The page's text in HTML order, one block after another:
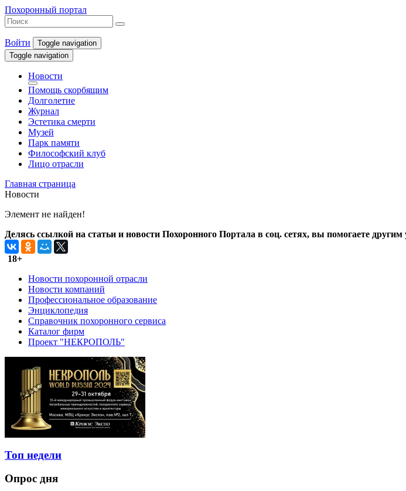
Похоронный портал
Войти
Toggle navigation
Toggle navigation
Новости
Помощь скорбящим
Долголетие
Журнал
Эстетика смерти
Музей
Парк памяти
Философский клуб
Лицо отрасли
Главная страница
Новости
Элемент не найден!
Делясь ссылкой на статьи и новости Похоронного Портала в соц. сетях, вы помогаете другим
18+
Новости похоронной отрасли
Новости компаний
Профессиональное образование
Энциклопедия
Справочник похоронного сервиса
Каталог фирм
Проект "НЕКРОПОЛЬ"
Топ недели
Опрос дня